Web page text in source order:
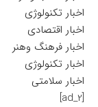
اخبار تکنولوژی
اخبار اقتصادی
اخبار فرهنگ وهنر
اخبار تکنولوژی
اخبار سلامتی
[ad_2]